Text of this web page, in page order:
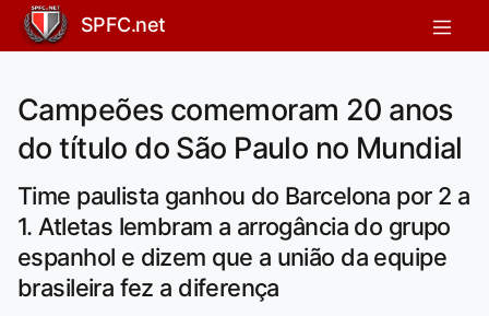
SPFC.net
Campeões comemoram 20 anos
do título do São Paulo no Mundial
Time paulista ganhou do Barcelona por 2 a
1. Atletas lembram a arrogância do grupo
espanhol e dizem que a união da equipe
brasileira fez a diferença